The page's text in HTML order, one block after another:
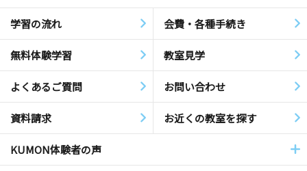
学習の流れ 会費・各種手続き
無料体験学習 教室見学
よくあるご質問 お問い合わせ
資料請求 お近くの教室を探す
KUMON体験者の声